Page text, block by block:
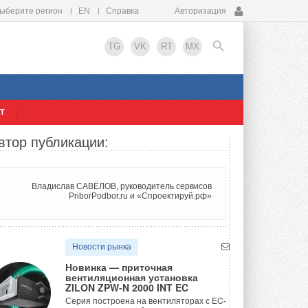
регион EN Справка Авторизация
TG VK RT MX
EN
публикации:
Владислав САВЁЛОВ, руководитель сервисов
PriborPodbor.ru и «Спроектируй.рф»
Новости рынка
Новинка — приточная
вентиляционная установка
ZILON ZPW-N 2000 INT EC
Серия построена на вентиляторах с EC-